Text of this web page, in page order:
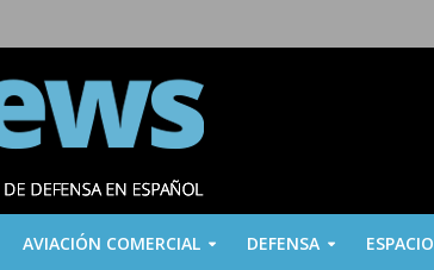
AVIACIÓN COMERCIAL DEFENSA ESPACIO